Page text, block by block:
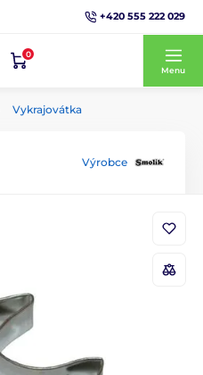
+420 555 222 029
0
Menu
Vykrajovátka
Výrobce